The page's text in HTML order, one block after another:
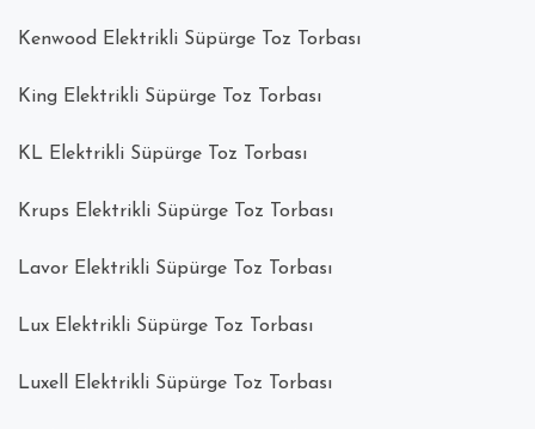
Kenwood Elektrikli Süpürge Toz Torbası
King Elektrikli Süpürge Toz Torbası
KL Elektrikli Süpürge Toz Torbası
Krups Elektrikli Süpürge Toz Torbası
Lavor Elektrikli Süpürge Toz Torbası
Lux Elektrikli Süpürge Toz Torbası
Luxell Elektrikli Süpürge Toz Torbası